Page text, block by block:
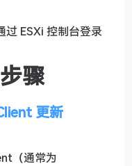
ESXi 控制台登录
骤
更新
（通常为